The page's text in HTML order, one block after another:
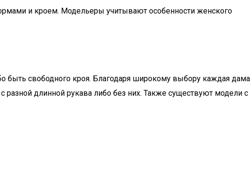
и кроем. Модельеры учитывают особенности женского
быть свободного кроя. Благодаря широкому выбору каждая дама
длинной рукава либо без них. Также существуют модели с